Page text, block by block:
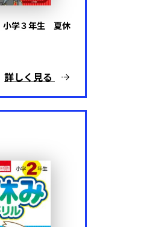
小学３年生 夏休
詳しく見る